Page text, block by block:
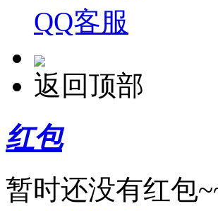
QQ客服
返回顶部
红包
暂时还没有红包